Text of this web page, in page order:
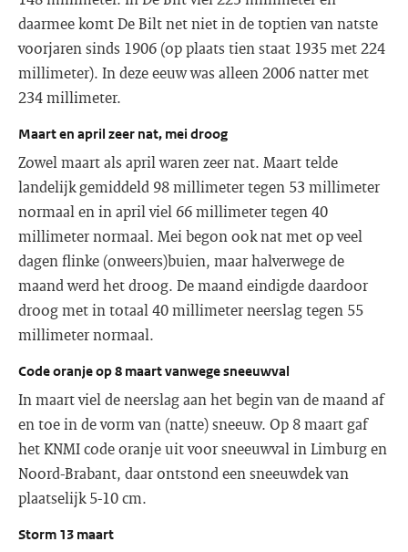
daarmee komt De Bilt net niet in de toptien van natste
voorjaren sinds 1906 (op plaats tien staat 1935 met 224
millimeter). In deze eeuw was alleen 2006 natter met
234 millimeter.
Maart en april zeer nat, mei droog
Zowel maart als april waren zeer nat. Maart telde
landelijk gemiddeld 98 millimeter tegen 53 millimeter
normaal en in april viel 66 millimeter tegen 40
millimeter normaal. Mei begon ook nat met op veel
dagen flinke (onweers)buien, maar halverwege de
maand werd het droog. De maand eindigde daardoor
droog met in totaal 40 millimeter neerslag tegen 55
millimeter normaal.
Code oranje op 8 maart vanwege sneeuwval
In maart viel de neerslag aan het begin van de maand af
en toe in de vorm van (natte) sneeuw. Op 8 maart gaf
het KNMI code oranje uit voor sneeuwval in Limburg en
Noord-Brabant, daar ontstond een sneeuwdek van
plaatselijk 5-10 cm.
Storm 13 maart